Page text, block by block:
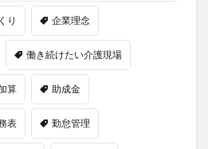
り 企業理念
働き続けたい介護現場
算 助成金
表 勤怠管理